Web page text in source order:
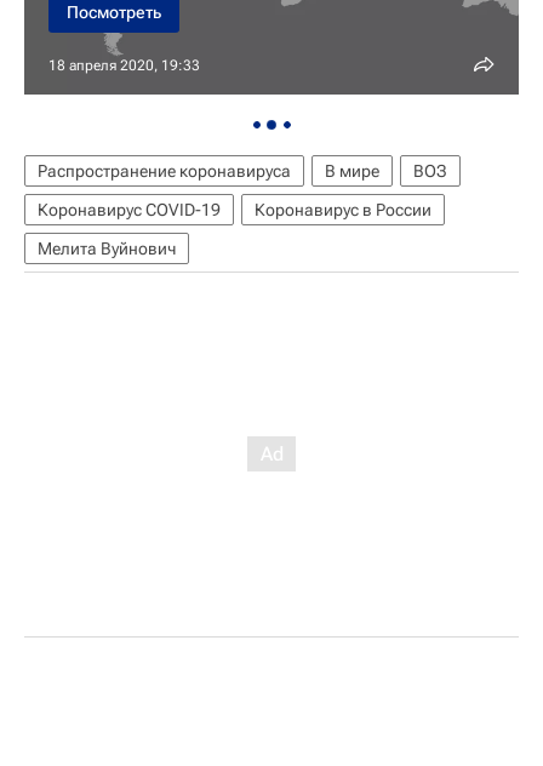
18 апреля 2020, 19:33
Посмотреть
Распространение коронавируса В мире
ВОЗ
Коронавирус COVID-19
Коронавирус в России
Мелита Вуйнович